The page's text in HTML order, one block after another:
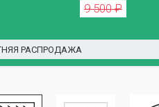
9 500 ₽
РАСПРОДАЖА